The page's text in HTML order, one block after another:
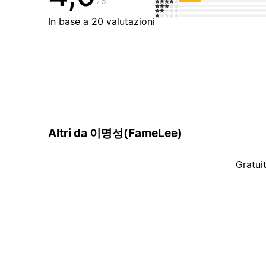
In base a 20 valutazioni
Altri da 이명성(FameLee)